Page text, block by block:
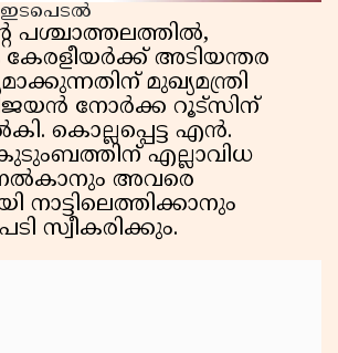
ഇടപെടൽ
പശ്ചാത്തലത്തിൽ,
കേരളീയർക്ക് അടിയന്തര
മുഖ്യമന്ത്രി
നോർക്ക റൂട്സിന്
കൊല്ലപ്പെട്ട എൻ.
കുടുംബത്തിന് എല്ലാവിധ
അവരെ
നാട്ടിലെത്തിക്കാനും
സ്വീകരിക്കും.